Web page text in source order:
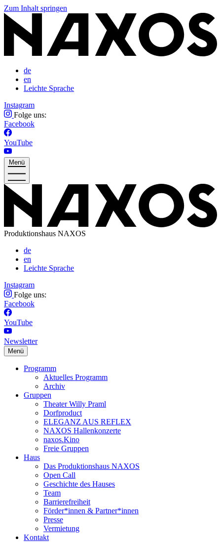
Zum Inhalt springen
de
en
Leichte Sprache
Instagram
Folge uns:
Facebook
YouTube
Menü
Produktionshaus NAXOS
de
en
Leichte Sprache
Instagram
Folge uns:
Facebook
YouTube
Newsletter
Menü
Programm
Aktuelles Programm
Archiv
Gruppen
Theater Willy Praml
Dorfproduct
ELEGANZ AUS REFLEX
NAXOS Hallenkonzerte
naxos.Kino
Freie Gruppen
Haus
Das Produktionshaus NAXOS
Open Call
Geschichte des Hauses
Team
Barrierefreiheit
Förder*innen & Partner*innen
Presse
Vermietung
Kontakt